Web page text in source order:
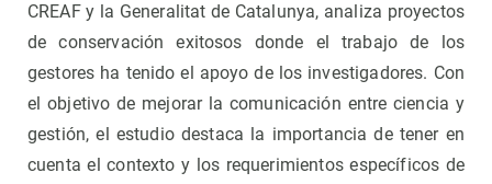
CREAF y la Generalitat de Catalunya, analiza proyectos
de conservación exitosos donde el trabajo de los
gestores ha tenido el apoyo de los investigadores. Con
el objetivo de mejorar la comunicación entre ciencia y
gestión, el estudio destaca la importancia de tener en
cuenta el contexto y los requerimientos específicos de